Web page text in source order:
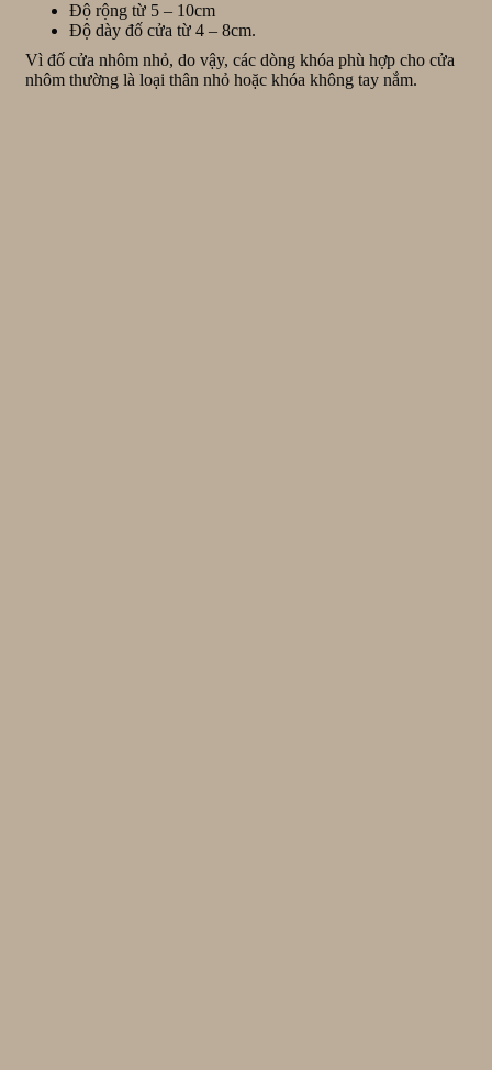
Độ rộng từ 5 – 10cm
Độ dày đố cửa từ 4 – 8cm.
Vì đố cửa nhôm nhỏ, do vậy, các dòng khóa phù hợp cho cửa
nhôm thường là loại thân nhỏ hoặc khóa không tay nắm.